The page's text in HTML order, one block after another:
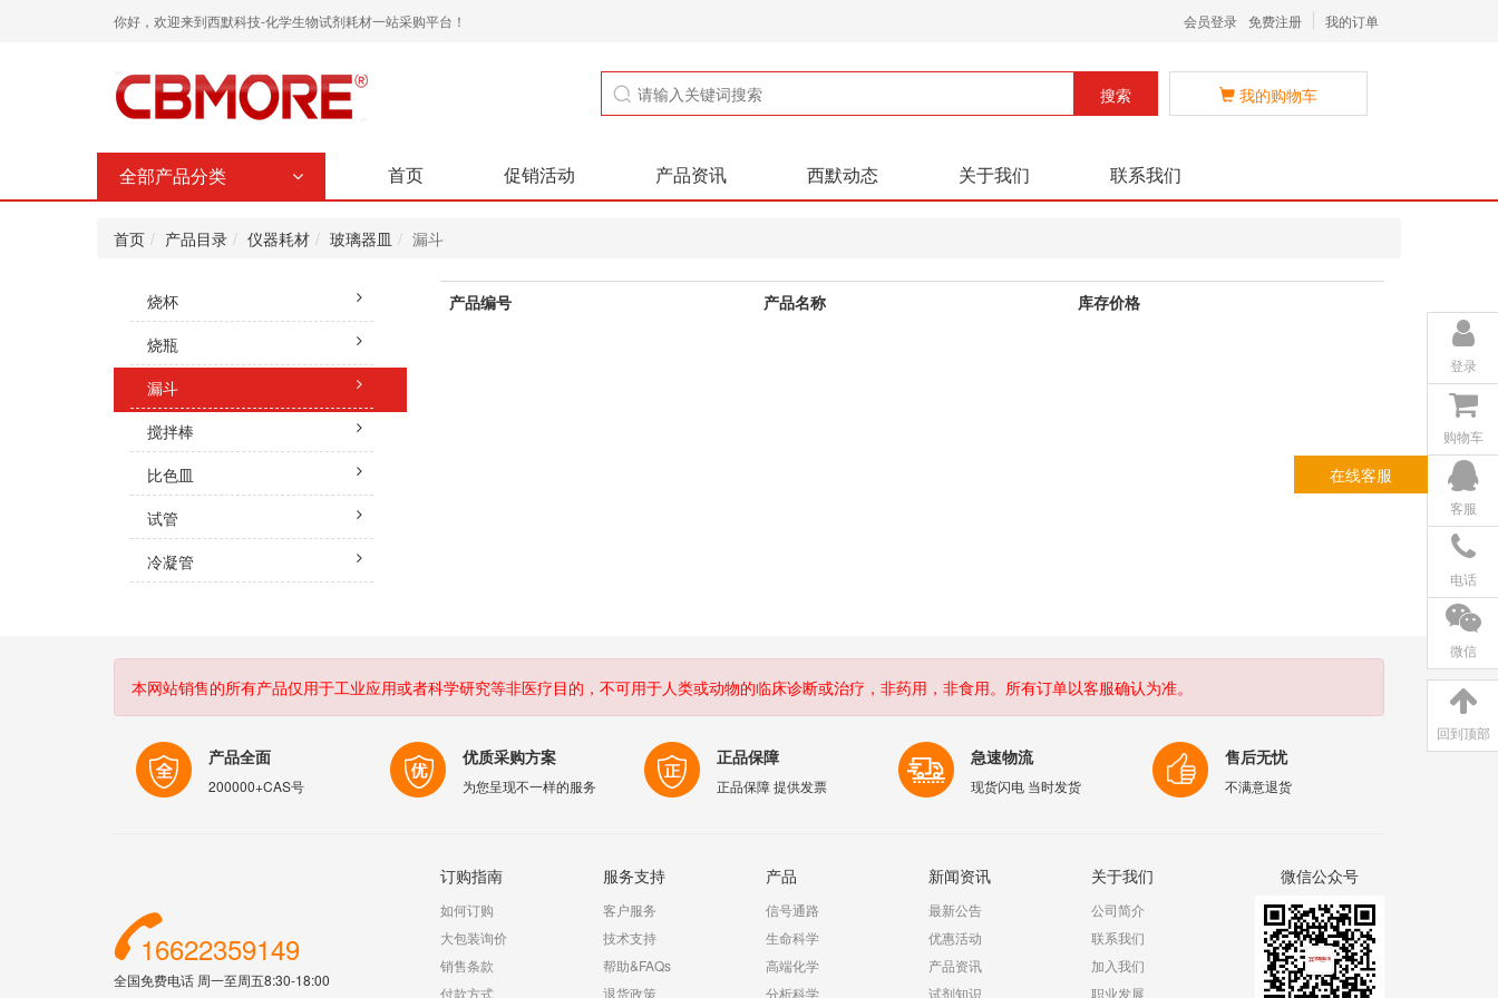
你好，欢迎来到西默科技-化学生物试剂耗材一站采购平台！ 会员登录 免费注册 我的订单
搜索 我的购物车
全部产品分类 首页 促销活动 产品资讯 西默动态 关于我们 联系我们
首页 产品目录 仪器耗材 玻璃器皿 漏斗
烧杯
烧瓶
漏斗
搅拌棒
比色皿
试管
冷凝管
产品编号 产品名称 库存价格
登录
购物车
客服
在线客服
电话
微信
回到顶部
本网站销售的所有产品仅用于工业应用或者科学研究等非医疗目的，不可用于人类或动物的临床诊断或治疗，非药用，非食用。所有订单以客服确认为准。
产品全面
200000+CAS号
优质采购方案
为您呈现不一样的服务
正品保障
正品保障 提供发票
急速物流
现货闪电 当时发货
售后无忧
不满意退货
16622359149
全国免费电话 周一至周五8:30-18:00
订购指南
如何订购
大包装询价
销售条款
付款方式
服务支持
客户服务
技术支持
帮助&FAQs
退货政策
产品
信号通路
生命科学
高端化学
分析科学
新闻资讯
最新公告
优惠活动
产品资讯
试剂知识
关于我们
公司简介
联系我们
加入我们
职业发展
微信公众号